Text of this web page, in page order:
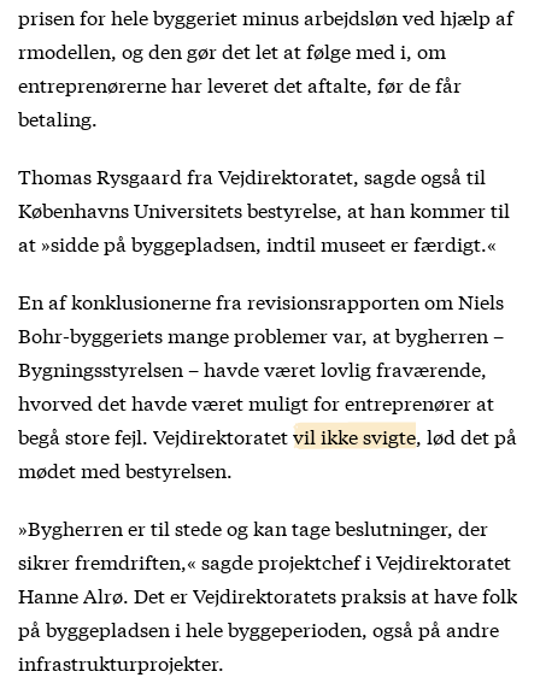
prisen for hele byggeriet minus arbejdsløn ved hjælp af
rmodellen, og den gør det let at følge med i, om
entreprenørerne har leveret det aftalte, før de får
betaling.
Thomas Rysgaard fra Vejdirektoratet, sagde også til
Københavns Universitets bestyrelse, at han kommer til
at »sidde på byggepladsen, indtil museet er færdigt.«
En af konklusionerne fra revisionsrapporten om Niels
Bohr-byggeriets mange problemer var, at bygherren –
Bygningsstyrelsen – havde været lovlig fraværende,
hvorved det havde været muligt for entreprenører at
begå store fejl. Vejdirektoratetvil ikke svigte , lød det på
mødet med bestyrelsen.
»Bygherren er til stede og kan tage beslutninger, der
sikrer fremdriften,« sagde projektchef i Vejdirektoratet
Hanne Alrø. Det er Vejdirektoratets praksis at have folk
på byggepladsen i hele byggeperioden, også på andre
infrastrukturprojekter.